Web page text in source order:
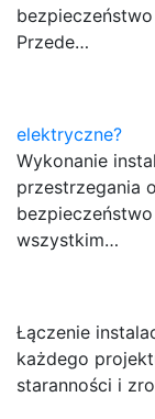
Przede…
elektryczne?
Wykonanie
przestrzegania
wszystkim…
Łączenie
każdego
staranności i